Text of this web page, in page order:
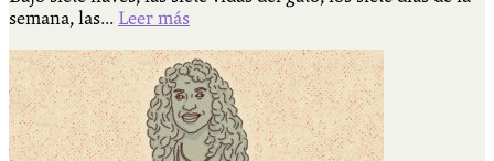
semana, las... Leer más